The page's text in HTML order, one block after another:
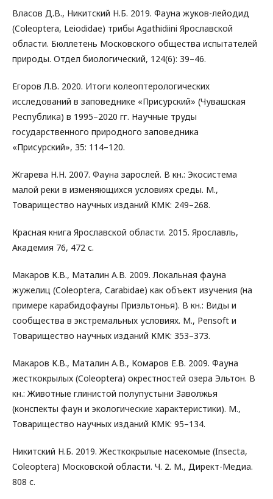
Власов Д.В., Никитский Н.Б. 2019. Фауна жуков-лейодид
(Coleoptera, Leiodidae) трибы Agathidiini Ярославской
области. Бюллетень Московского общества испытателей
природы. Отдел биологический, 124(6): 39–46.
Егоров Л.В. 2020. Итоги колеоптерологических
исследований в заповеднике «Присурский» (Чувашская
Республика) в 1995–2020 гг. Научные труды
государственного природного заповедника
«Присурский», 35: 114–120.
Жгарева Н.Н. 2007. Фауна зарослей. В кн.: Экосистема
малой реки в изменяющихся условиях среды. М.,
Товарищество научных изданий КМК: 249–268.
Красная книга Ярославской области. 2015. Ярославль,
Академия 76, 472 с.
Макаров К.В., Маталин А.В. 2009. Локальная фауна
жужелиц (Coleoptera, Carabidae) как объект изучения (на
примере карабидофауны Приэльтонья). В кн.: Виды и
сообщества в экстремальных условиях. М., Pensoft и
Товарищество научных изданий КМК: 353–373.
Макаров К.В., Маталин А.В., Комаров Е.В. 2009. Фауна
жесткокрылых (Coleoptera) окрестностей озера Эльтон. В
кн.: Животные глинистой полупустыни Заволжья
(конспекты фаун и экологические характеристики). М.,
Товарищество научных изданий КМК: 95–134.
Никитский Н.Б. 2019. Жесткокрылые насекомые (Insecta,
Coleoptera) Московской области. Ч. 2. М., Директ-Медиа.
808 с.